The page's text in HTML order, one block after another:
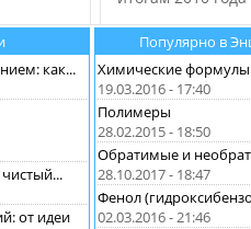
как...
от идеи
Популярно в
Химические формулы
19.03.2016 - 17:40
Полимеры
28.02.2015 - 18:50
Обратимые и
28.10.2017 - 18:47
Фенол
02.03.2016 - 21:46